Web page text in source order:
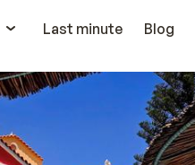
Last minute Blog